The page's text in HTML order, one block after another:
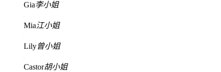
Gia李小姐
Mia江小姐
Lily曾小姐
Castor胡小姐